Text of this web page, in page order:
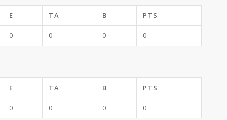
E TA B PTS
0 0 0 0
E TA B PTS
0 0 0 0